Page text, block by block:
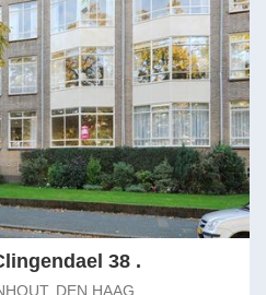
38 .
DEN HAAG